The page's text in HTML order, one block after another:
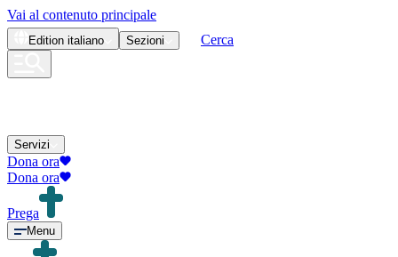
Vai al contenuto principale
Edition italiano Sezioni Cerca
Servizi
Dona ora
Dona ora
Prega
Menu